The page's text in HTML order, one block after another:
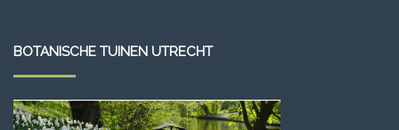
BOTANISCHE TUINEN UTRECHT